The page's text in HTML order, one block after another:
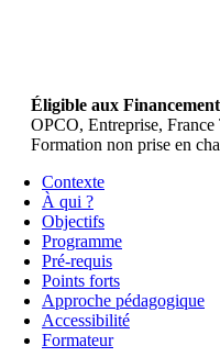
Éligible aux
OPCO, Entreprise, France
Formation non prise en
Contexte
À qui ?
Objectifs
Programme
Pré-requis
Points forts
Approche pédagogique
Accessibilité
Formateur